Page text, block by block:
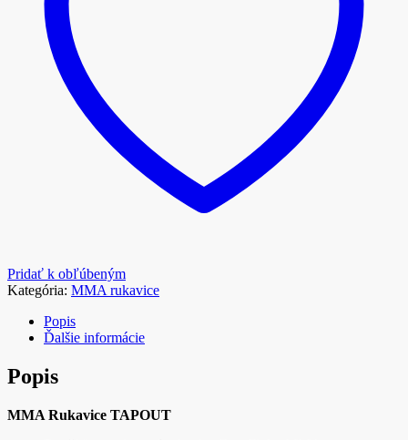
Pridať k obľúbeným
Kategória: MMA rukavice
Popis
Ďalšie informácie
Popis
MMA Rukavice TAPOUT